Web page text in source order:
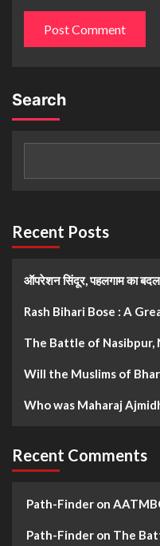
Search
Recent Posts
ऑपरेशन सिंदूर, पहलगाम का
Rash Bihari Bose : A
The Battle of Nasibpur,
Will the Muslims of
Who was Maharaj
Recent Comments
Path-Finder on
Path-Finder on The